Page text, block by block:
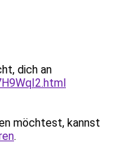
dich an
möchtest, kannst
.